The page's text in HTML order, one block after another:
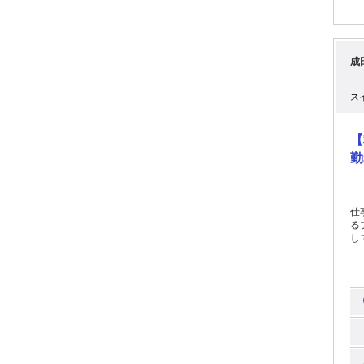
とし
の
空
夏季
い！
はWEB面接
＝
成
ス
仕
る
しています。
ク作業
で大丈夫です
りの
機内清